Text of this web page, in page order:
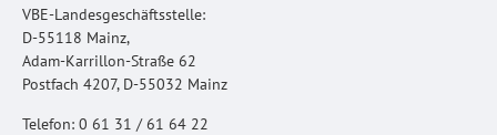
VBE-Landesgeschäftsstelle:
D-55118 Mainz,
Adam-Karrillon-Straße 62
Postfach 4207, D-55032 Mainz
Telefon: 0 61 31 / 61 64 22